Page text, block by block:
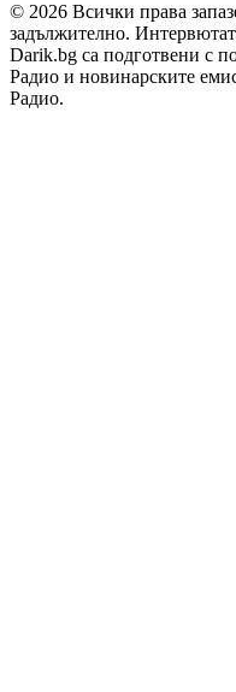
© 2026 Всички права
задължително.
Darik.bg са подготвени с
Радио и новинарските
Радио.